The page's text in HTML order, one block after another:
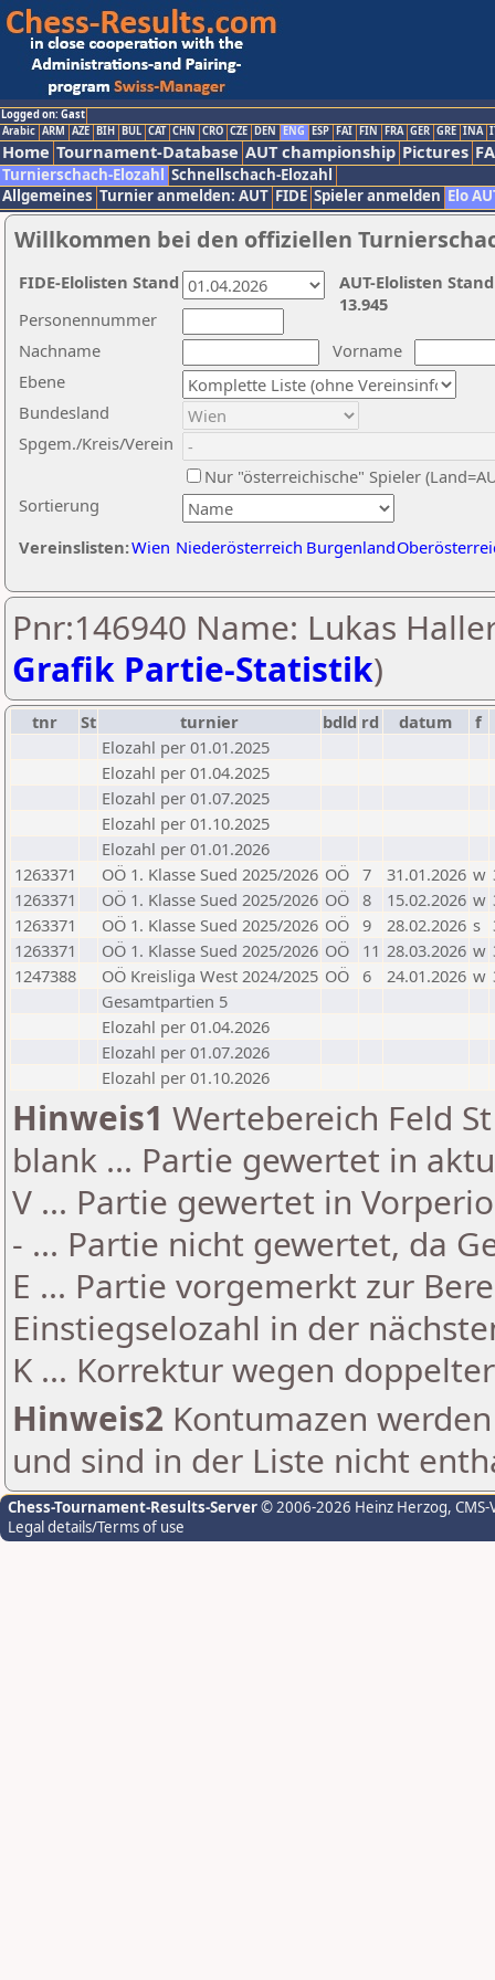
Logged on: Gast
Arabic ARM AZE BIH BUL CAT CHN CRO CZE DEN ENG ESP FAI FIN FRA GER GRE INA
Home Tournament-Database AUT championship Pictures
Turnierschach-Elozahl Schnellschach-Elozahl
Allgemeines Turnier anmelden: AUT FIDE Spieler anmelden Elo
Willkommen bei den offiziellen
Nachname
Vorname
Ebene
Sortierung
Personennummer
Bundesland
Spgem./Kreis/Verein
Nur "österreichische" Spieler
Vereinslisten:Wien Niederösterreich Burgenland
AUT-Elolisten
13.945
FIDE-Elolisten Stand
Pnr:146940 Name: Lukas
Grafik Partie-Statistik)
tnr St turnier bdld rd datum
f
Elozahl per 01.01.2025
Elozahl per 01.04.2025
Elozahl per 01.07.2025
Elozahl per 01.10.2025
Elozahl per 01.01.2026
1263371
OÖ 1. Klasse Sued 2025/2026 OÖ 7 31.01.2026 w
1263371
OÖ 1. Klasse Sued 2025/2026 OÖ 8 15.02.2026 w
1263371
OÖ 1. Klasse Sued 2025/2026 OÖ 9 28.02.2026 s
1263371
OÖ 1. Klasse Sued 2025/2026 OÖ 11 28.03.2026 w
1247388
OÖ Kreisliga West 2024/2025 OÖ 6 24.01.2026 w
Gesamtpartien 5
Elozahl per 01.04.2026
Elozahl per 01.07.2026
Elozahl per 01.10.2026
Hinweis1 Wertebereich Feld
blank ... Partie gewertet in
V ... Partie gewertet in
- ... Partie nicht gewertet, da
E ... Partie vorgemerkt zur
Einstiegselozahl in der
K ... Korrektur wegen
Hinweis2 Kontumazen
und sind in der Liste nicht
Chess-Tournament-Results-Server© 2006-2026 Heinz Herzog,
Legal details/Terms of use